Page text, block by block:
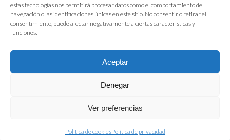
estas tecnologías nos permitirá procesar datos como el comportamiento de
navegación o las identificaciones únicas en este sitio. No consentir o retirar el
consentimiento, puede afectar negativamente a ciertas características y
funciones.
Aceptar
Denegar
Ver preferencias
Política de cookiesPolítica de privacidad
FIAB Federación Española de Industrias de la Alimentación y Bebidas